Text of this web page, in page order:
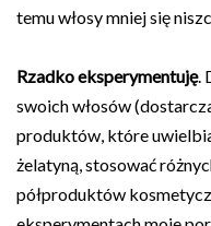
temu włosy mniej się
Rzadko eksperymentuję.
swoich włosów
produktów, które
żelatyną, stosować
półproduktów